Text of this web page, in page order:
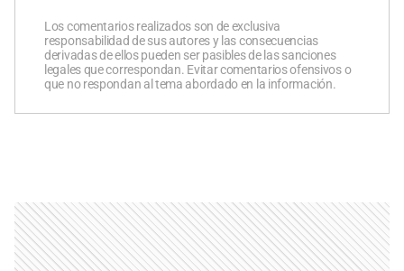
Los comentarios realizados son de exclusiva
responsabilidad de sus autores y las consecuencias
derivadas de ellos pueden ser pasibles de las sanciones
legales que correspondan. Evitar comentarios ofensivos o
que no respondan al tema abordado en la información.